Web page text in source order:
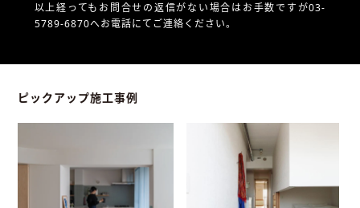
以上経ってもお問合せの返信がない場合はお手数ですが03-
5789-6870へお電話にてご連絡ください。
ピックアップ施工事例